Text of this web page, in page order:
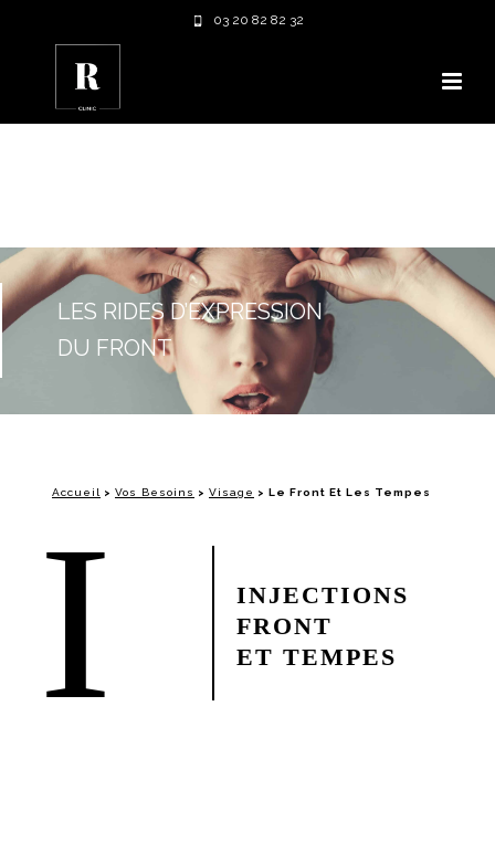
03 20 82 82 32
LES RIDES D’EXPRESSION
DU FRONT
Accueil > Vos Besoins > Visage > Le Front Et Les Tempes
I
INJECTIONS
FRONT
ET TEMPES